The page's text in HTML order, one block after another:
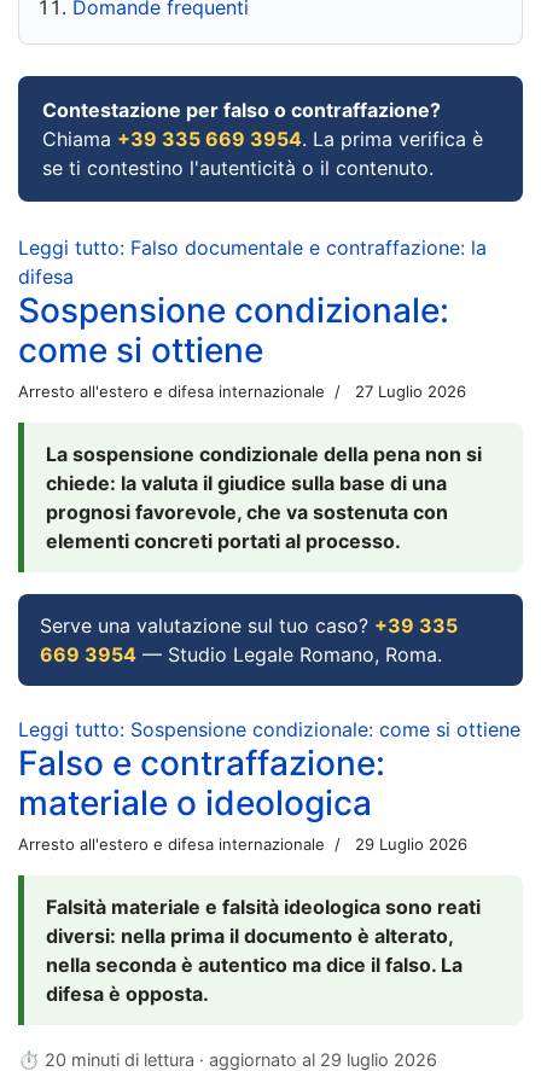
Domande frequenti
Contestazione per falso o contraffazione?
Chiama +39 335 669 3954. La prima verifica è
se ti contestino l'autenticità o il contenuto.
Leggi tutto: Falso documentale e contraffazione: la
difesa
Sospensione condizionale:
come si ottiene
Arresto all'estero e difesa internazionale 27 Luglio 2026
La sospensione condizionale della pena non si
chiede: la valuta il giudice sulla base di una
prognosi favorevole, che va sostenuta con
elementi concreti portati al processo.
Serve una valutazione sul tuo caso? +39 335
669 3954 — Studio Legale Romano, Roma.
Leggi tutto: Sospensione condizionale: come si ottiene
Falso e contraffazione:
materiale o ideologica
Arresto all'estero e difesa internazionale 29 Luglio 2026
Falsità materiale e falsità ideologica sono reati
diversi: nella prima il documento è alterato,
nella seconda è autentico ma dice il falso. La
difesa è opposta.
⏱ 20 minuti di lettura · aggiornato al 29 luglio 2026